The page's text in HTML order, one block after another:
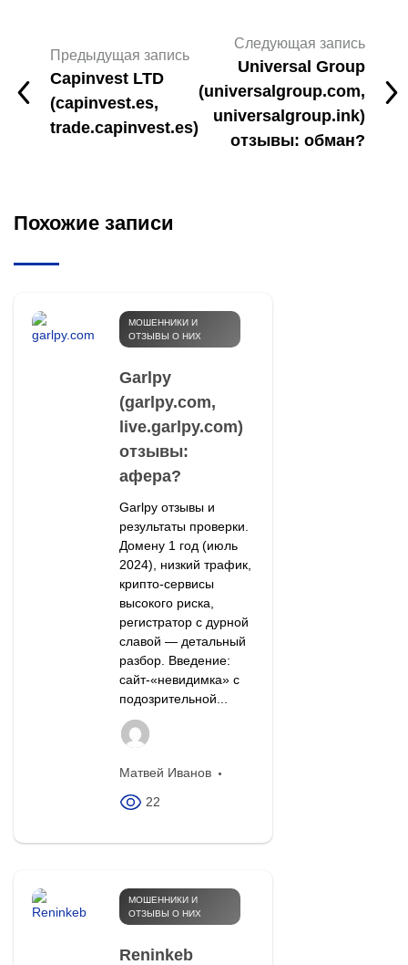
Предыдущая запись
Capinvest LTD
(capinvest.es,
trade.capinvest.es)
Следующая запись
Universal Group
(universalgroup.com,
universalgroup.ink)
отзывы: обман?
Похожие записи
МОШЕННИКИ И
ОТЗЫВЫ О НИХ
Garlpy
(garlpy.com,
live.garlpy.com)
отзывы:
афера?
Garlpy отзывы и
результаты проверки.
Домену 1 год (июль
2024), низкий трафик,
крипто-сервисы
высокого риска,
регистратор с дурной
славой — детальный
разбор. Введение:
сайт-«невидимка» с
подозрительной...
Матвей Иванов
22
МОШЕННИКИ И
ОТЗЫВЫ О НИХ
Reninkeb